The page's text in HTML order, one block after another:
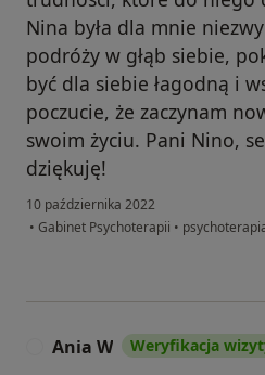
Nina była dla mnie
podróży w głąb siebie,
być dla siebie łagodną i
poczucie, że zaczynam
swoim życiu. Pani Nino,
dziękuję!
10 października 2022
• Gabinet Psychoterapii •
Ania W Weryfikacja